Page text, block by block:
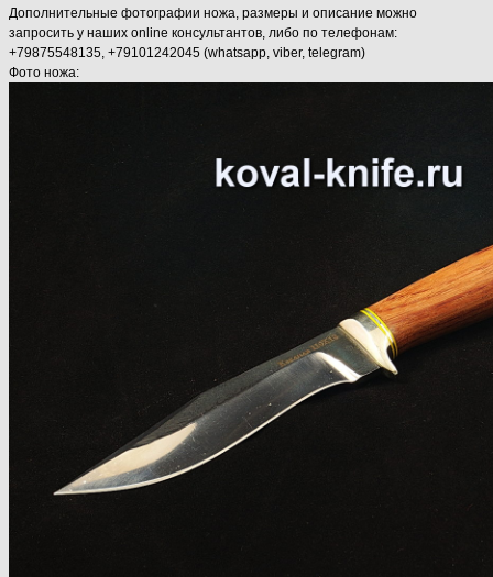
Дополнительные фотографии ножа, размеры и описание можно
запросить у наших online консультантов, либо по телефонам:
+79875548135, +79101242045 (whatsapp, viber, telegram)
Фото ножа: